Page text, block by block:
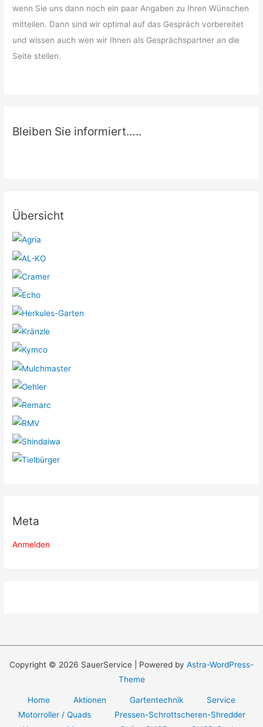
wenn Sie uns dann noch ein paar Angaben zu Ihren Wünschen
mitteilen. Dann sind wir optimal auf das Gespräch vorbereitet
und wissen auch wen wir Ihnen als Gesprächspartner an die
Seite stellen.
Bleiben Sie informiert…..
Übersicht
Meta
Anmelden
Copyright © 2026 SauerService | Powered by Astra-WordPress-
Theme
Home Aktionen Gartentechnik
Service
Motorroller / Quads
Pressen-Schrottscheren-Shredder